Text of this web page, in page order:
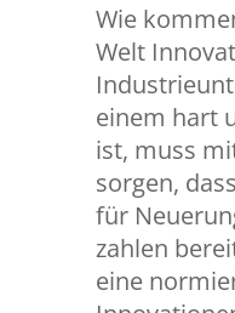
Wie
Welt
einem hart
ist, muss
sorgen,
für
zahlen
eine